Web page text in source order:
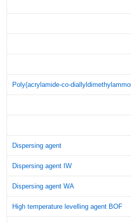
Poly(acrylamide-co-
Dispersing agent
Dispersing agent IW
Dispersing agent WA
High temperature levelling agent BOF